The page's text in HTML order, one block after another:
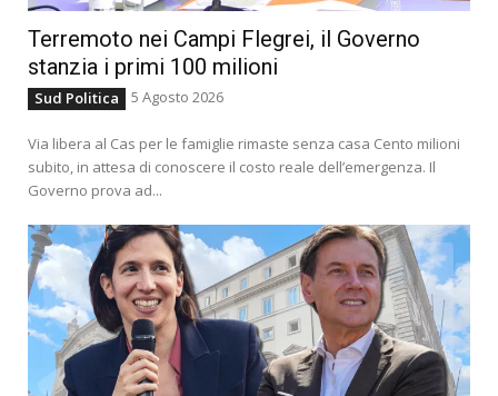
Terremoto nei Campi Flegrei, il Governo
stanzia i primi 100 milioni
Sud Politica 5 Agosto 2026
Via libera al Cas per le famiglie rimaste senza casa Cento milioni
subito, in attesa di conoscere il costo reale dell’emergenza. Il
Governo prova ad...